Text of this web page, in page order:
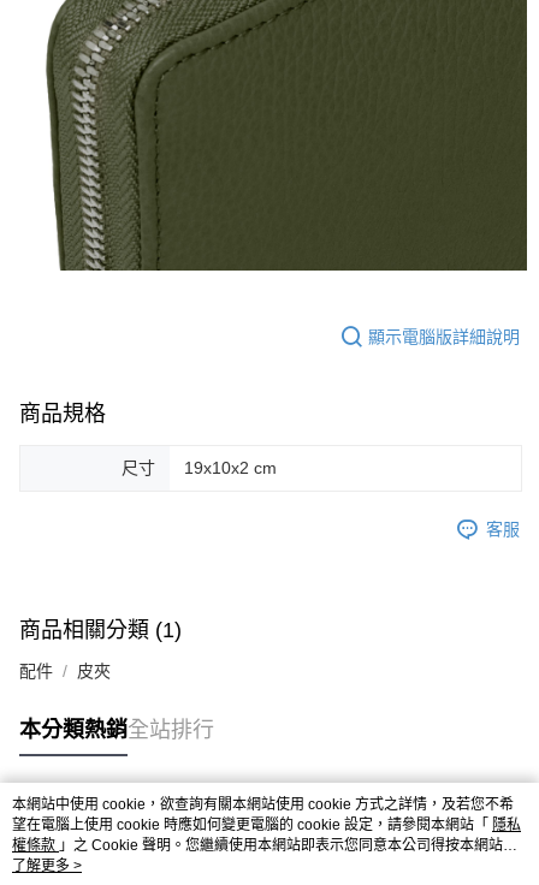
顯示電腦版詳細說明
商品規格
尺寸 19x10x2 cm
客服
商品相關分類 (1)
配件 皮夾
本分類熱銷全站排行
熱門標籤
本網站中使用 cookie，欲查詢有關本網站使用 cookie 方式之詳情，及若您不希
望在電腦上使用 cookie 時應如何變更電腦的 cookie 設定，請參閱本網站「 隱私
權條款 」之 Cookie 聲明。您繼續使用本網站即表示您同意本公司得按本網站使
用條款之 Cookie 聲明使用 cookie。
了解更多 >